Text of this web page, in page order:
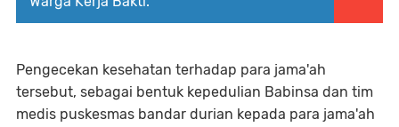
Pengecekan kesehatan terhadap para jama'ah
tersebut, sebagai bentuk kepedulian Babinsa dan tim
medis puskesmas bandar durian kepada para jama'ah